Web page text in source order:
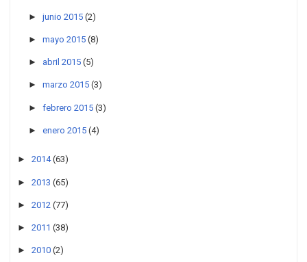
► junio 2015 (2)
► mayo 2015 (8)
► abril 2015 (5)
► marzo 2015 (3)
► febrero 2015 (3)
► enero 2015 (4)
► 2014 (63)
► 2013 (65)
► 2012 (77)
► 2011 (38)
► 2010 (2)